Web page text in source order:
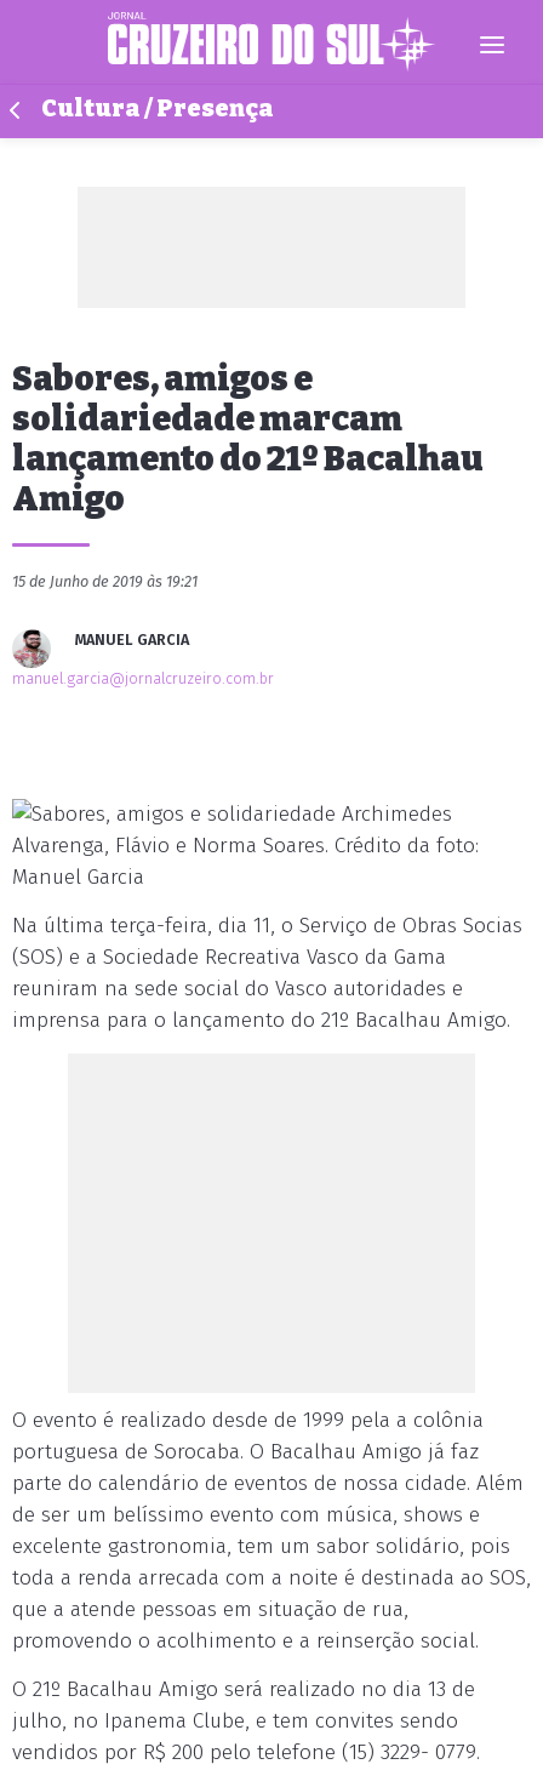
Cultura / Presença
Sabores, amigos e
solidariedade marcam
lançamento do 21º Bacalhau
Amigo
15 de Junho de 2019 às 19:21
MANUEL GARCIA
manuel.garcia@jornalcruzeiro.com.br
Archimedes
Alvarenga, Flávio e Norma Soares. Crédito da foto:
Manuel Garcia
Na última terça-feira, dia 11, o Serviço de Obras Socias
(SOS) e a Sociedade Recreativa Vasco da Gama
reuniram na sede social do Vasco autoridades e
imprensa para o lançamento do 21º Bacalhau Amigo.
O evento é realizado desde de 1999 pela a colônia
portuguesa de Sorocaba. O Bacalhau Amigo já faz
parte do calendário de eventos de nossa cidade. Além
de ser um belíssimo evento com música, shows e
excelente gastronomia, tem um sabor solidário, pois
toda a renda arrecada com a noite é destinada ao SOS,
que a atende pessoas em situação de rua,
promovendo o acolhimento e a reinserção social.
O 21º Bacalhau Amigo será realizado no dia 13 de
julho, no Ipanema Clube, e tem convites sendo
vendidos por R$ 200 pelo telefone (15) 3229- 0779.